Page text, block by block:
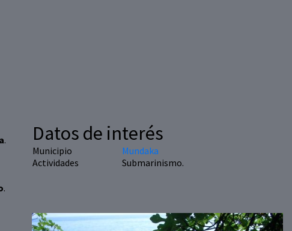
.
.
Datos de interés
Municipio
Mundaka
Actividades
Submarinismo.